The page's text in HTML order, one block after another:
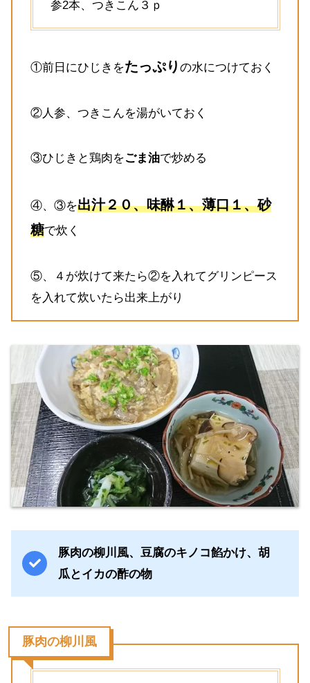
参2本、つきこん３ｐ
①前日にひじきをたっぷり の水につけておく
②人参、つきこんを湯がいておく
③ひじきと鶏肉をごま油で炒める
④、③を出汁２０、味醂１、薄口１、砂
糖で炊く
⑤、４が炊けて来たら②を入れてグリンピース
を入れて炊いたら出来上がり
豚肉の柳川風、豆腐のキノコ餡かけ、胡
瓜とイカの酢の物
豚肉の柳川風